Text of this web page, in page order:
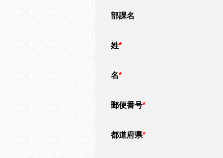
部課名
姓*
名*
郵便番号*
都道府県*